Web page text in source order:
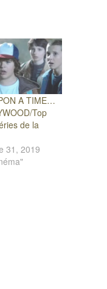
A TIME…
Top
de la
31, 2019